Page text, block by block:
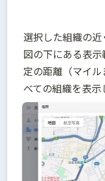
選択した組織の
図の下にある表
定の距離（マイ
べての組織を表示